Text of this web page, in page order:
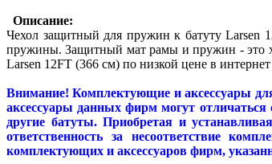
Описание:
Чехол защитный для пружин к батуту Larsen
пружины. Защитный мат рамы и пружин - это
Larsen 12FT (366 см) по низкой цене в
Внимание! Комплектующие и аксессуары
аксессуары данных фирм могут
другие батуты. Приобретая и
ответственность за несоответствие
комплектующих и аксессуаров фирм,